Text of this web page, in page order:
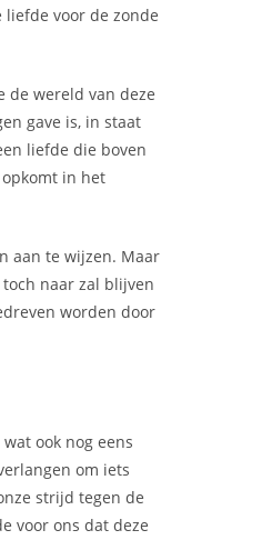
voor de zonde
de wereld van deze
gave is, in staat
liefde die boven
in het
aan te wijzen. Maar
naar zal blijven
worden door
ook nog eens
om iets
strijd tegen de
voor ons dat deze